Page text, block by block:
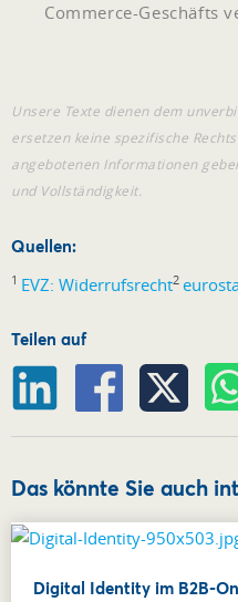
Commerce-Geschäfts
Unsere Texte dienen dem
ersetzen keine spezifische
angebotenen Informationen
und Vollständigkeit.
Quellen:
1 EVZ: Widerrufsrecht2
Teilen auf
Das könnte Sie auch
Digital Identity im B2B-